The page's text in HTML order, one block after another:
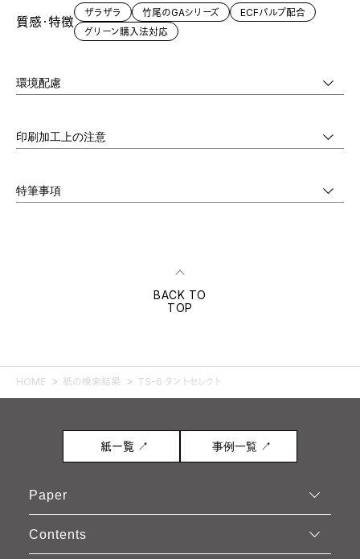
質感・特徴
ザラザラ 竹尾のGAシリーズ
ECFパルプ配合
グリーン購入法対応
環境配慮
印刷加工上の注意
特筆事項
BACK TO
TOP
HOME 紙の検索結果 TS-6 タントセレクト
紙一覧 ↗ 事例一覧 ↗
Paper
Contents